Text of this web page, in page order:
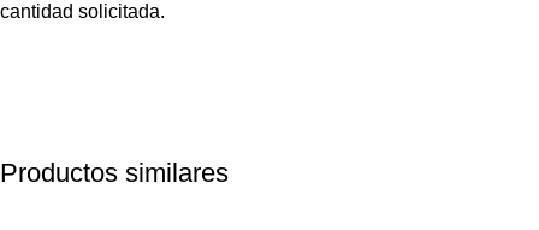
cantidad solicitada.
Productos similares